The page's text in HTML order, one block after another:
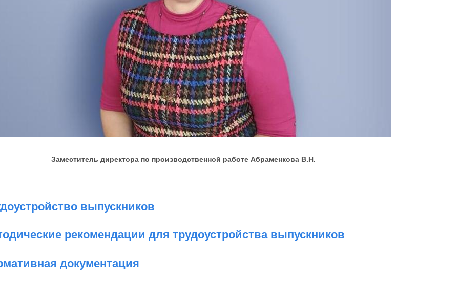
директора по производственной работе Абраменкова В.Н.
выпускников
рекомендации для трудоустройства выпускников
документация